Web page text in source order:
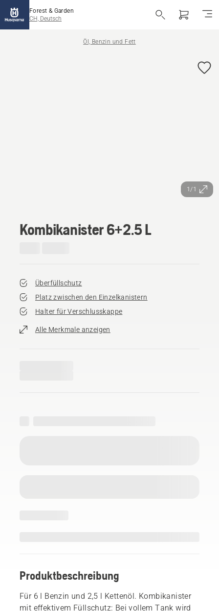
Forest & Garden
CH, Deutsch
Öl, Benzin und Fett
1/1
Kombikanister 6+2.5 L
Überfüllschutz
Platz zwischen den Einzelkanistern
Halter für Verschlusskappe
Alle Merkmale anzeigen
Produktbeschreibung
Für 6 l Benzin und 2,5 l Kettenöl. Kombikanister
mit effektivem Füllschutz: Bei vollem Tank wird